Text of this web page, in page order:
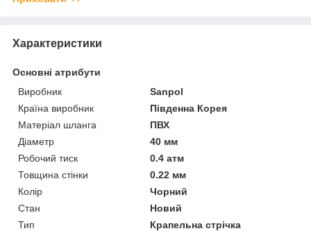
Характеристики
Основні атрибути
Виробник
Sanpol
Країна виробник
Південна Корея
Матеріал шланга
ПВХ
Діаметр
40 мм
Робочий тиск
0.4 атм
Товщина стінки
0.22 мм
Колір
Чорний
Стан
Новий
Тип
Крапельна стрічка